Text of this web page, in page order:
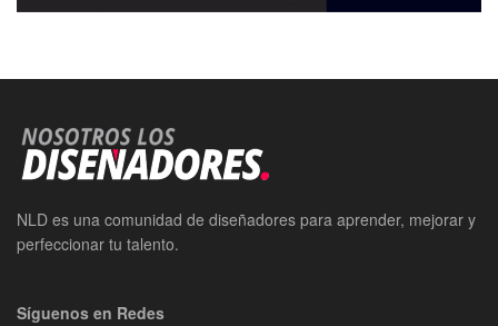
NLD es una comunidad de diseñadores para aprender, mejorar y
perfeccionar tu talento.
Síguenos en Redes